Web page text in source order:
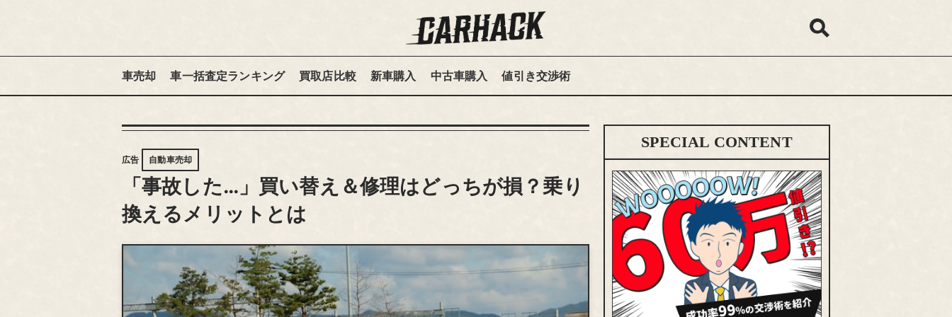
車売却 車一括査定ランキング 買取店比較 新車購入 中古車購入 値引き交渉術
広告 自動車売却
「事故した…」買い替え＆修理はどっちが損？乗り
換えるメリットとは
SPECIAL CONTENT